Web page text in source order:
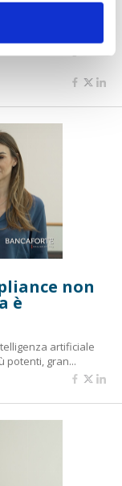
non
è
artificiale
potenti, gran...